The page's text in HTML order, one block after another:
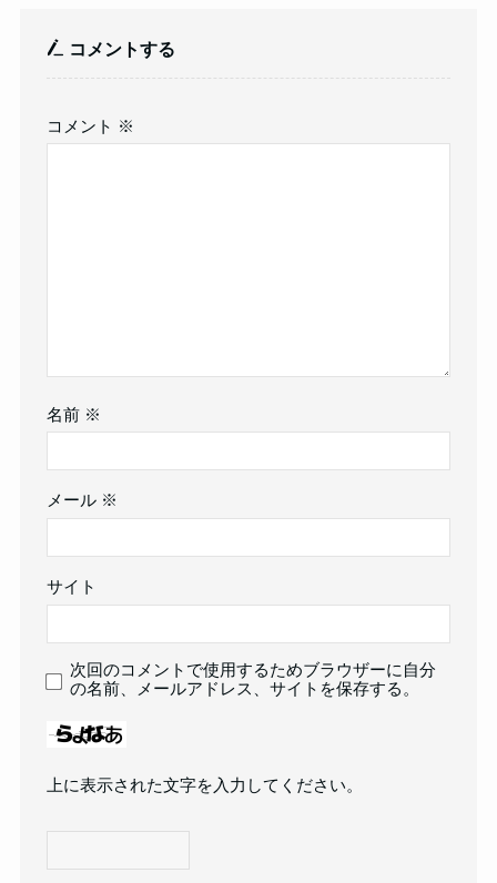
コメントする
コメント ※
名前 ※
メール ※
サイト
次回のコメントで使用するためブラウザーに自分
の名前、メールアドレス、サイトを保存する。
上に表示された文字を入力してください。